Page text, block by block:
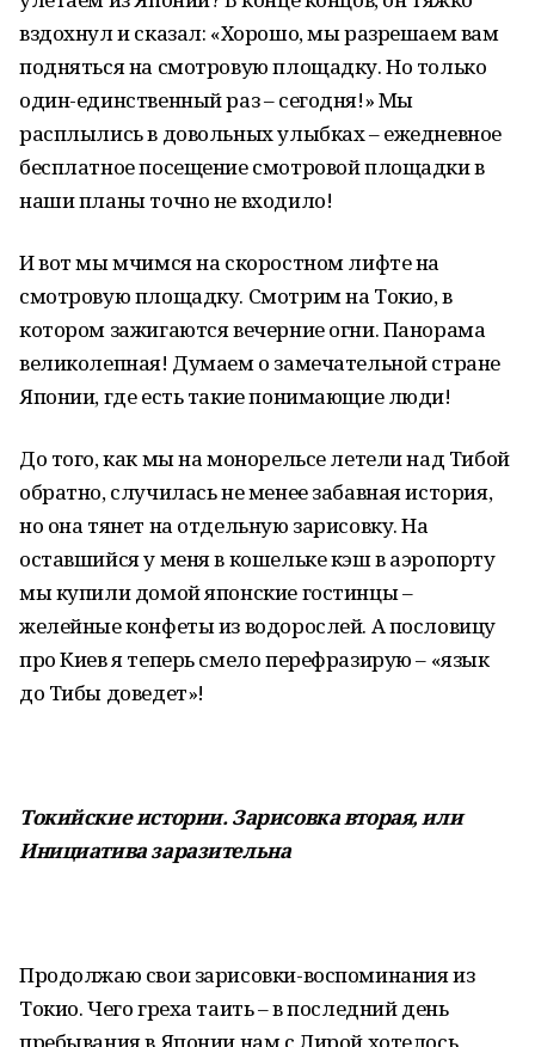
вздохнул и сказал: «Хорошо, мы разрешаем вам
подняться на смотровую площадку. Но только
один-единственный раз – сегодня!» Мы
расплылись в довольных улыбках – ежедневное
бесплатное посещение смотровой площадки в
наши планы точно не входило!
И вот мы мчимся на скоростном лифте на
смотровую площадку. Смотрим на Токио, в
котором зажигаются вечерние огни. Панорама
великолепная! Думаем о замечательной стране
Японии, где есть такие понимающие люди!
До того, как мы на монорельсе летели над Тибой
обратно, случилась не менее забавная история,
но она тянет на отдельную зарисовку. На
оставшийся у меня в кошельке кэш в аэропорту
мы купили домой японские гостинцы –
желейные конфеты из водорослей. А пословицу
про Киев я теперь смело перефразирую – «язык
до Тибы доведет»!
Токийские истории. Зарисовка вторая, или
Инициатива заразительна
Продолжаю свои зарисовки-воспоминания из
Токио. Чего греха таить – в последний день